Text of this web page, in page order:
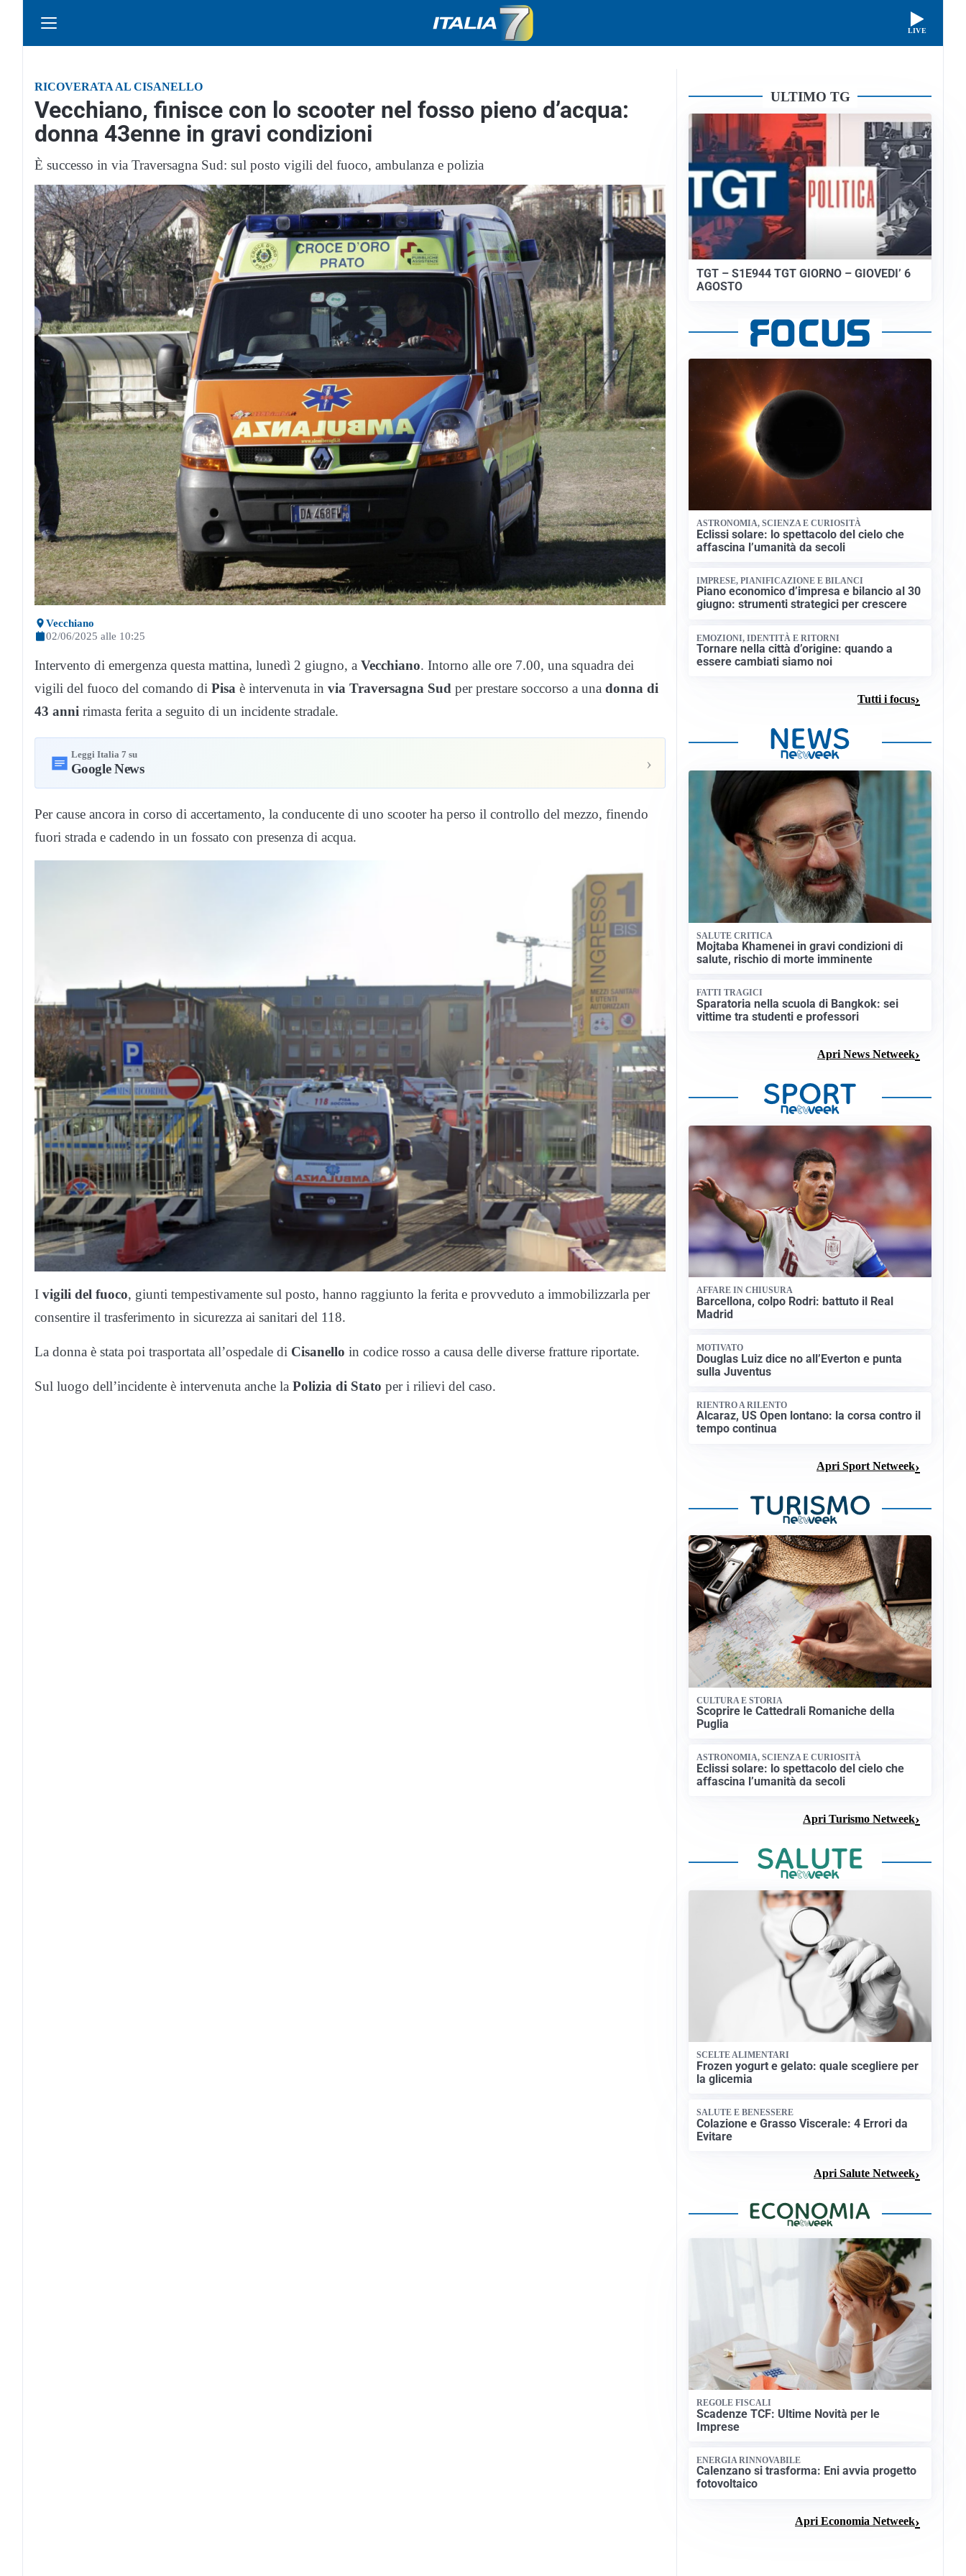
LIVE
RICOVERATA AL CISANELLO
Vecchiano, finisce con lo scooter nel fosso pieno d’acqua:
donna 43enne in gravi condizioni
È successo in via Traversagna Sud: sul posto vigili del fuoco, ambulanza e polizia
Vecchiano
02/06/2025 alle 10:25
Intervento di emergenza questa mattina, lunedì 2 giugno, a Vecchiano. Intorno alle ore 7.00, una squadra dei
vigili del fuoco del comando di Pisa è intervenuta in via Traversagna Sud per prestare soccorso a una donna di
43 anni rimasta ferita a seguito di un incidente stradale.
Leggi Italia 7 su
Google News ›
Per cause ancora in corso di accertamento, la conducente di uno scooter ha perso il controllo del mezzo, finendo
fuori strada e cadendo in un fossato con presenza di acqua.
I vigili del fuoco, giunti tempestivamente sul posto, hanno raggiunto la ferita e provveduto a immobilizzarla per
consentire il trasferimento in sicurezza ai sanitari del 118.
La donna è stata poi trasportata all’ospedale di Cisanello in codice rosso a causa delle diverse fratture riportate.
Sul luogo dell’incidente è intervenuta anche la Polizia di Stato per i rilievi del caso.
ULTIMO TG
TGT – S1E944 TGT GIORNO – GIOVEDI’ 6
AGOSTO
ASTRONOMIA, SCIENZA E CURIOSITÀ
Eclissi solare: lo spettacolo del cielo che
affascina l’umanità da secoli
IMPRESE, PIANIFICAZIONE E BILANCI
Piano economico d’impresa e bilancio al 30
giugno: strumenti strategici per crescere
EMOZIONI, IDENTITÀ E RITORNI
Tornare nella città d’origine: quando a
essere cambiati siamo noi
Tutti i focus
SALUTE CRITICA
Mojtaba Khamenei in gravi condizioni di
salute, rischio di morte imminente
FATTI TRAGICI
Sparatoria nella scuola di Bangkok: sei
vittime tra studenti e professori
Apri News Netweek
AFFARE IN CHIUSURA
Barcellona, colpo Rodri: battuto il Real
Madrid
MOTIVATO
Douglas Luiz dice no all’Everton e punta
sulla Juventus
RIENTRO A RILENTO
Alcaraz, US Open lontano: la corsa contro il
tempo continua
Apri Sport Netweek
CULTURA E STORIA
Scoprire le Cattedrali Romaniche della
Puglia
ASTRONOMIA, SCIENZA E CURIOSITÀ
Eclissi solare: lo spettacolo del cielo che
affascina l’umanità da secoli
Apri Turismo Netweek
SCELTE ALIMENTARI
Frozen yogurt e gelato: quale scegliere per
la glicemia
SALUTE E BENESSERE
Colazione e Grasso Viscerale: 4 Errori da
Evitare
Apri Salute Netweek
REGOLE FISCALI
Scadenze TCF: Ultime Novità per le
Imprese
ENERGIA RINNOVABILE
Calenzano si trasforma: Eni avvia progetto
fotovoltaico
Apri Economia Netweek